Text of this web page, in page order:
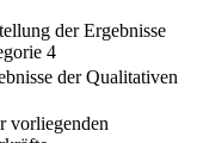
der Ergebnisse
4
der Qualitativen
vorliegenden